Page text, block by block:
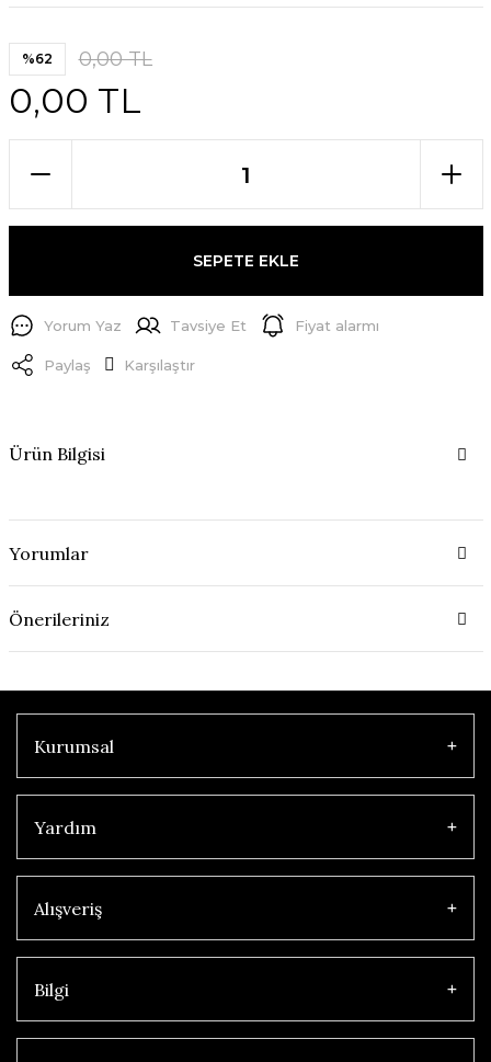
%62 0,00 TL
0,00 TL
SEPETE EKLE
Yorum Yaz Tavsiye Et Fiyat alarmı
Paylaş Karşılaştır
Ürün Bilgisi
Yorumlar
Önerileriniz
Kurumsal
Yardım
Alışveriş
Bilgi